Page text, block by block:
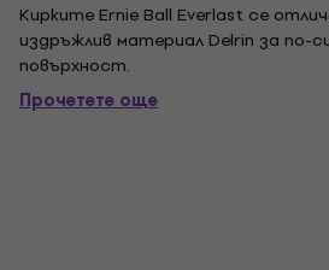
Кирките Ernie Ball Everlast се
издръжлив материал Delrin за по-
повърхност.
Прочетете още